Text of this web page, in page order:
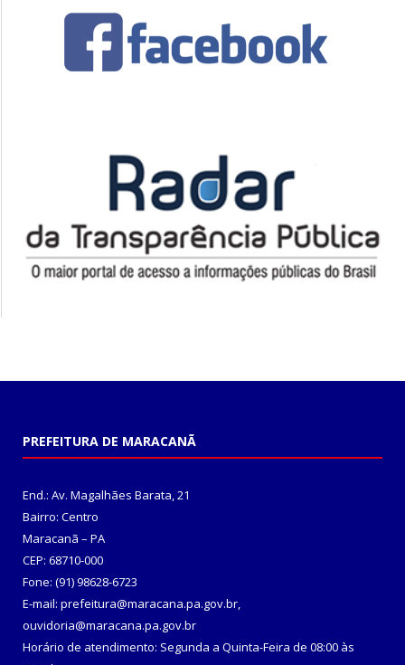
PREFEITURA DE MARACANÃ
End.: Av. Magalhães Barata, 21
Bairro: Centro
Maracanã – PA
CEP: 68710-000
Fone: (91) 98628-6723
E-mail: prefeitura@maracana.pa.gov.br,
ouvidoria@maracana.pa.gov.br
Horário de atendimento: Segunda a Quinta-Feira de 08:00 às